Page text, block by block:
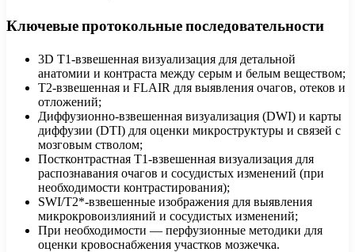
Ключевые протокольные последовательности
3D T1-взвешенная визуализация для детальной
анатомии и контраста между серым и белым веществом;
Т2-взвешенная и FLAIR для выявления очагов, отеков и
отложений;
Диффузионно-взвешенная визуализация (DWI) и карты
диффузии (DTI) для оценки микроструктуры и связей с
мозговым стволом;
Постконтрастная T1-взвешенная визуализация для
распознавания очагов и сосудистых изменений (при
необходимости контрастирования);
SWI/T2*-взвешенные изображения для выявления
микрокровоизлияний и сосудистых изменений;
При необходимости — перфузионные методики для
оценки кровоснабжения участков мозжечка.